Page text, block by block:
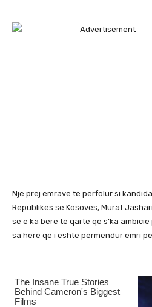
Një prej emrave të përfolur si
Republikës së Kosovës, Murat
se e ka bërë të qartë që s’ka
sa herë që i është përmendur emri